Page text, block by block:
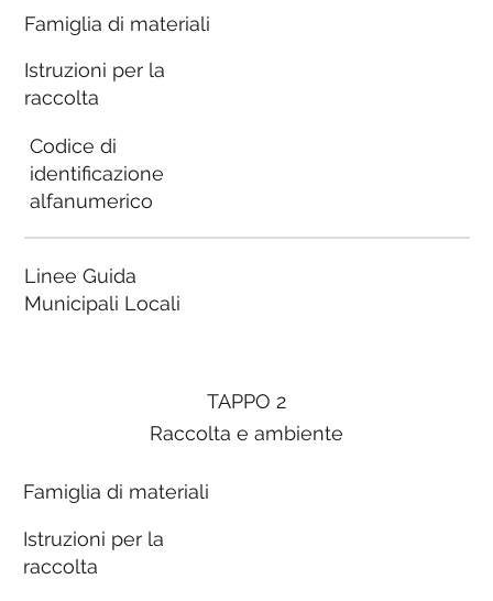
Famiglia di materiali
Istruzioni per la
raccolta
Codice di
identificazione
alfanumerico
Linee Guida
Municipali Locali
TAPPO 2
Raccolta e ambiente
Famiglia di materiali
Istruzioni per la
raccolta